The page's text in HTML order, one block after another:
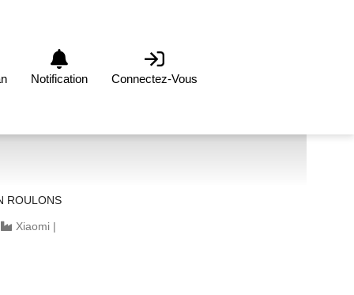
Notification Connectez-Vous
ROULONS
Xiaomi |